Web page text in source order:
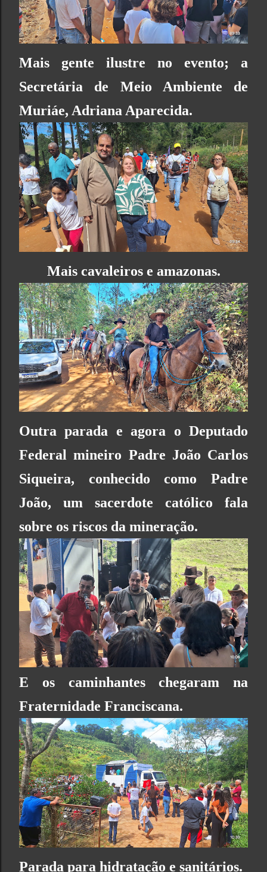
Mais gente ilustre no evento; a
Secretária de Meio Ambiente de
Muriáe, Adriana Aparecida.
Mais cavaleiros e amazonas.
Outra parada e agora o Deputado
Federal mineiro Padre João Carlos
Siqueira, conhecido como Padre
João, um sacerdote católico fala
sobre os riscos da mineração.
E os caminhantes chegaram na
Fraternidade Franciscana.
Parada para hidratação e sanitários.